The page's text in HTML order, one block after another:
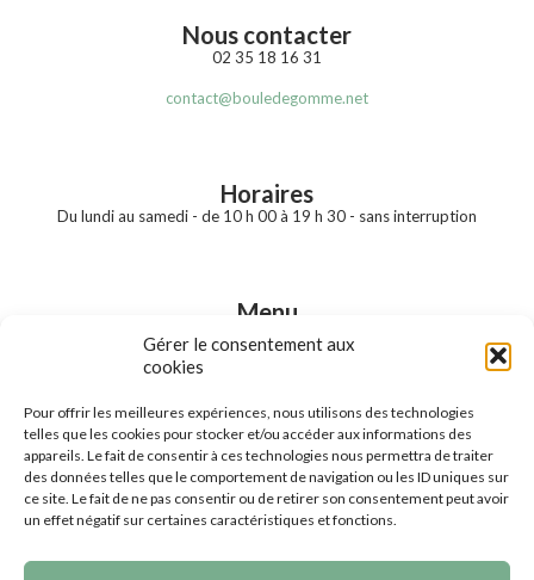
Gérer le consentement aux
cookies
Pour offrir les meilleures expériences, nous utilisons des technologies
telles que les cookies pour stocker et/ou accéder aux informations des
appareils. Le fait de consentir à ces technologies nous permettra de traiter
des données telles que le comportement de navigation ou les ID uniques sur
ce site. Le fait de ne pas consentir ou de retirer son consentement peut avoir
un effet négatif sur certaines caractéristiques et fonctions.
Nous contacter
02 35 18 16 31
contact@bouledegomme.net
Horaires
Du lundi au samedi - de 10 h 00 à 19 h 30 - sans interruption
Menu
Accueil
Notre boutique
Nos produits en ligne
Contact